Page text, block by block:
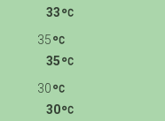
33
35
35
30
30